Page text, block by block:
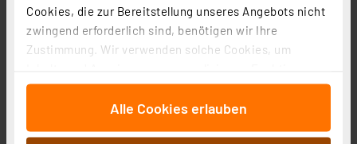
Cookies, die zur Bereitstellung unseres Angebots nicht
zwingend erforderlich sind, benötigen wir Ihre
Zustimmung. Wir verwenden solche Cookies, um
für soziale Medien anbieten zu können und die Zugriffe
auf unsere Website zu analysieren. Außerdem geben
Alle Cookies erlauben
2 3 4 5 (65)
45,00 €
Informationen zu Versandkosten